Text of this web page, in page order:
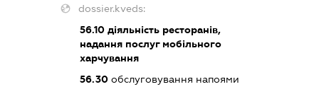
dossier.kveds:
56.10 діяльність ресторанів,
надання послуг мобільного
харчування
56.30 обслуговування напоями